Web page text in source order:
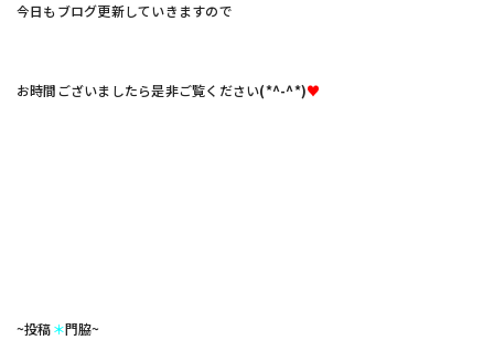
今日もブログ更新していきますので
お時間ございましたら是非ご覧ください(*^-^*)♥
~投稿＊門脇~